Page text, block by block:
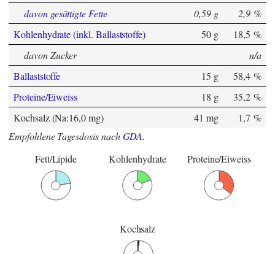
davon gesättigte Fette
0,59 g
2,9 %
Kohlenhydrate (inkl. Ballaststoffe)
50 g
18,5 %
davon Zucker
n/a
Ballaststoffe
15 g
58,4 %
Proteine/Eiweiss
18 g
35,2 %
Kochsalz (Na:16,0 mg)
41 mg
1,7 %
Empfohlene Tagesdosis nachGDA.
Fett/Lipide
Kohlenhydrate Proteine/Eiweiss
Kochsalz